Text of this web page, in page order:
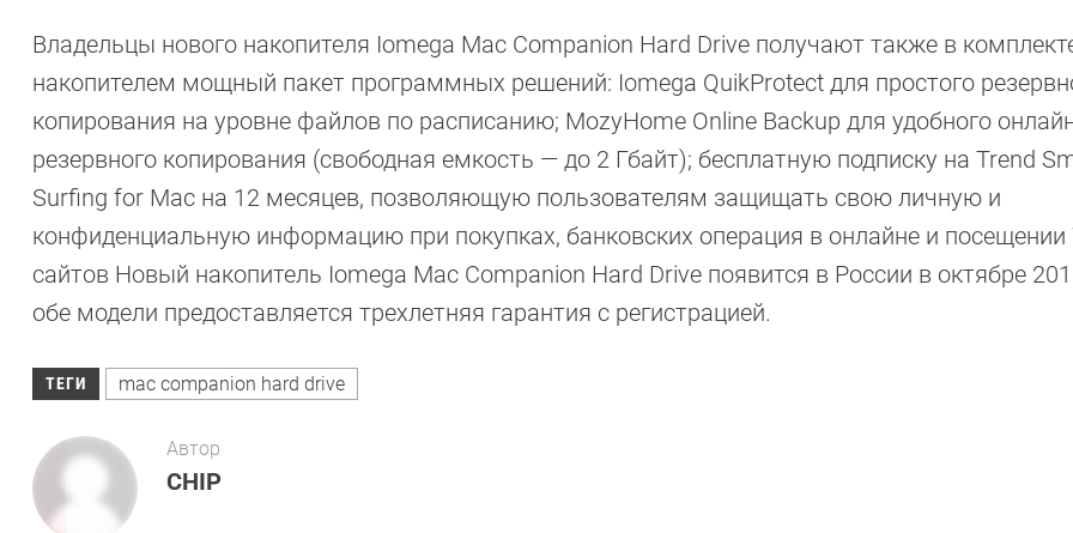
Владельцы нового накопителя Iomega Mac Companion Hard Drive получают также в
накопителем мощный пакет программных решений: Iomega QuikProtect для простого
копирования на уровне файлов по расписанию; MozyHome Online Backup для удобного
резервного копирования (свободная емкость — до 2 Гбайт); бесплатную подписку на Trend
Surfing for Mac на 12 месяцев, позволяющую пользователям защищать свою личную и
конфиденциальную информацию при покупках, банковских операция в онлайне и посещении
сайтов Новый накопитель Iomega Mac Companion Hard Drive появится в России в октябре
обе модели предоставляется трехлетняя гарантия с регистрацией.
ТЕГИ mac companion hard drive
Автор
CHIP